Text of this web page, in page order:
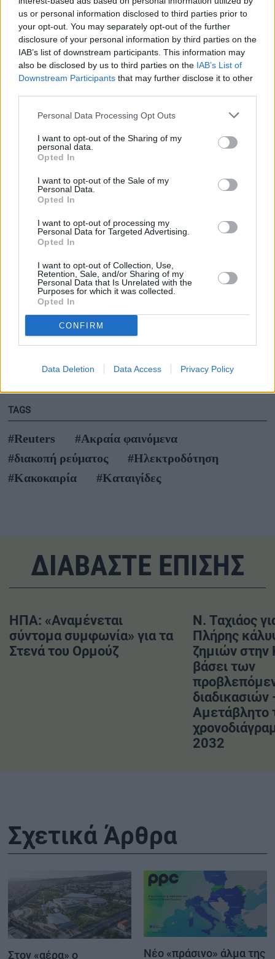
us or personal information disclosed to third parties prior to
your opt-out. You may separately opt-out of the further
disclosure of your personal information by third parties on the
IAB’s list of downstream participants. This information may
also be disclosed by us to third parties on the IAB’s List of
Downstream Participants that may further disclose it to other
Personal Data Processing Opt Outs
I want to opt-out of the Sharing of my
personal data.
Opted In
I want to opt-out of the Sale of my
Personal Data.
Opted In
I want to opt-out of processing my
Personal Data for Targeted Advertising.
Opted In
I want to opt-out of Collection, Use,
Retention, Sale, and/or Sharing of my
Personal Data that Is Unrelated with the
Purposes for which it was collected.
Opted In
CONFIRM
Data Deletion Data Access Privacy Policy
πέρασμα των καταιγίδων , ενώ οιπερίπου 40.000
εναπομείνασες διακοπές αναμενόταν να
αποκατασταθούν μέχρι σήμερα.
Από την πλευρά της, ηCon Edisonανέφερε ότι οι πόλεις
Γιόνκερς, Μάουντ Βέρνον, Ράι και Νιου Ροσέλ, στην
κομητεία Γουέσττσεστερ, βόρεια της Νέας Υόρκης,
εκτιμούσε ότι έως τις 19:00 της Δευτέρας θα είχε
αποκατασταθεί η ηλεκτροδότηση στο 95% των πελατών
της στην περιοχή που επηρεάστηκαν από την κακοκαιρία
της 4ης Ιουλίου.
Περισσότερες ειδήσεις
Ο καύσωνας του Ιουνίου ξεπέρασε σε έκταση τον φονικό
καύσωνα του 2003
Έκκληση ΟΗΕ για 202 εκατ. δολάρια με στόχο την
προστασία 8,8 εκατ. ανθρώπων
Πόσο καθαρές είναι οι ελληνικές παραλίες; Νέα
TAGS
#Reuters
#Ακραία φαινόμενα
#διακοπή ρεύματος
#Ηλεκτροδότηση
#Κακοκαιρία
#Καταιγίδες
ΔΙΑΒΑΣΤΕ ΕΠΙΣΗΣ
ΗΠΑ: «Αναμένεται
σύντομα συμφωνία» για τα
Στενά του Ορμούζ
Ν. Ταχιάος
Πλήρης
ζημιών στην
βάσει των
διαδικασιών
Αμετάβλητο
2032
Σχετικά Άρθρα
Στον «αέρα» ο
Νέο «πράσινο» άλμα της